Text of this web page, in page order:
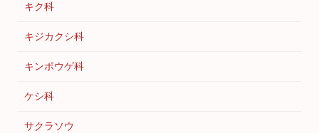
キク科
キジカクシ科
キンポウゲ科
ケシ科
サクラソウ